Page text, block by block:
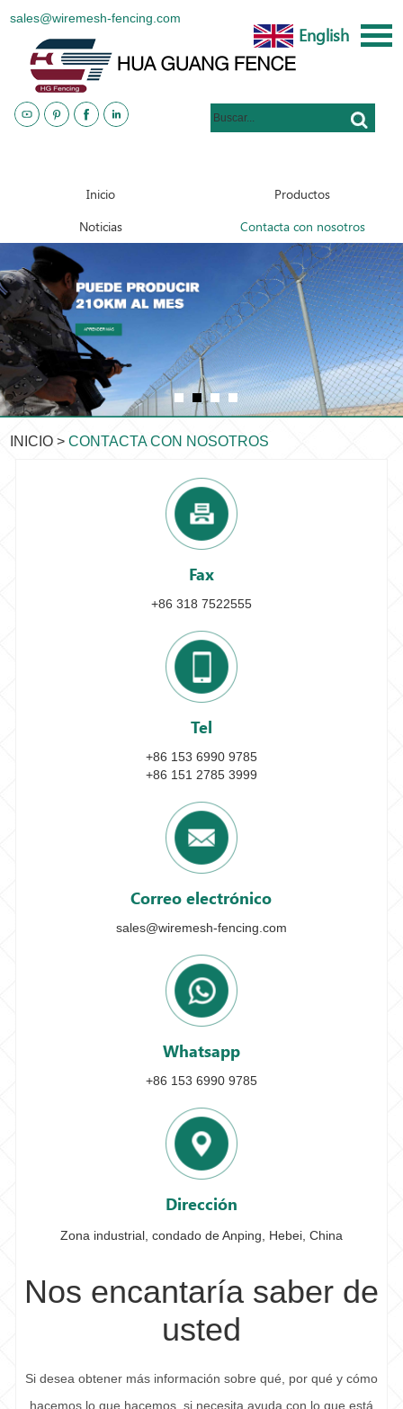
sales@wiremesh-fencing.com
English
Inicio Productos
Noticias Contacta con nosotros
INICIO >CONTACTA CON NOSOTROS
Fax
+86 318 7522555
Tel
+86 153 6990 9785
+86 151 2785 3999
Correo electrónico
sales@wiremesh-fencing.com
Whatsapp
+86 153 6990 9785
Dirección
Zona industrial, condado de Anping, Hebei, China
Nos encantaría saber de
usted
Si desea obtener más información sobre qué, por qué y cómo
hacemos lo que hacemos, si necesita ayuda con lo que está